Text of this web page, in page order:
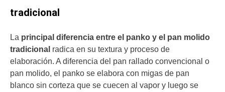
tradicional
La principal diferencia entre el panko y el pan molido
tradicional radica en su textura y proceso de
elaboración. A diferencia del pan rallado convencional o
pan molido, el panko se elabora con migas de pan
blanco sin corteza que se cuecen al vapor y luego se